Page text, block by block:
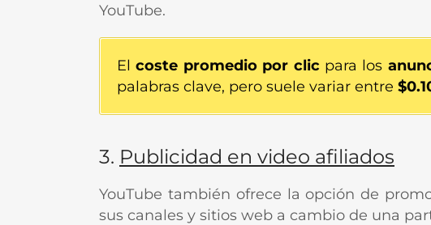
YouTube.
Elcoste promedio por clicpara los
palabras clave, pero suele variar entre
3. Publicidad en video afiliados
YouTube también ofrece la opción de
sus canales y sitios web a cambio de una